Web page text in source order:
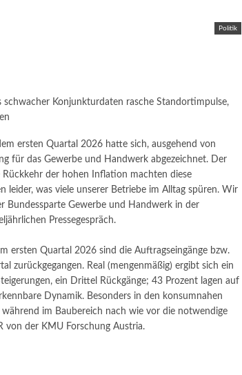
Politik
Konjunkturdaten rasche Standortimpulse,
ersten Quartal 2026 hatte sich, ausgehend von
für das Gewerbe und Handwerk abgezeichnet. Der
der hohen Inflation machten diese
leider, was viele unserer Betriebe im Alltag spüren. Wir
Bundessparte Gewerbe und Handwerk in der
Pressegespräch.
ersten Quartal 2026 sind die Auftragseingänge bzw.
zurückgegangen. Real (mengenmäßig) ergibt sich ein
ein Drittel Rückgänge; 43 Prozent lagen auf
Dynamik. Besonders in den konsumnahen
im Baubereich nach wie vor die notwendige
von der KMU Forschung Austria.